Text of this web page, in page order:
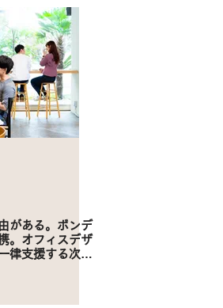
がある。ボンデ
。オフィスデザ
律支援する次世